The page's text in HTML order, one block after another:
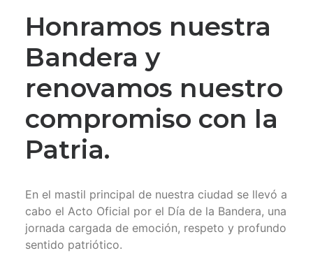
Honramos nuestra
Bandera y
renovamos nuestro
compromiso con la
Patria.
En el mastil principal de nuestra ciudad se llevó a
cabo el Acto Oficial por el Día de la Bandera, una
jornada cargada de emoción, respeto y profundo
sentido patriótico.